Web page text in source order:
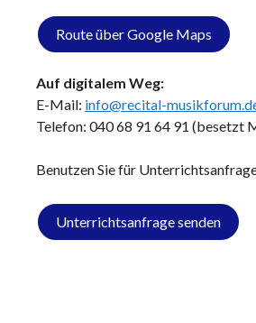
Route über Google Maps
Auf digitalem Weg:
E-Mail: info@recital-
Telefon: 040 68 91 64 91 (besetzt
Benutzen Sie für
Unterrichtsanfrage senden